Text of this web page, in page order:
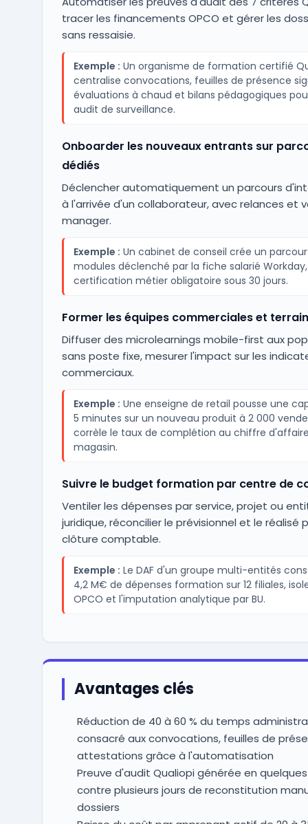
tracer les financements OPCO et gérer les
sans ressaisie.
Exemple : Un organisme de formation certifié
centralise convocations, feuilles de présence
évaluations à chaud et bilans pédagogiques
audit de surveillance.
Onboarder les nouveaux entrants sur
dédiés
Déclencher automatiquement un parcours
à l'arrivée d'un collaborateur, avec relances et
manager.
Exemple : Un cabinet de conseil crée un
modules déclenché par la fiche salarié
certification métier obligatoire sous 30 jours.
Former les équipes commerciales et terrain
Diffuser des microlearnings mobile-first aux
sans poste fixe, mesurer l'impact sur les
commerciaux.
Exemple : Une enseigne de retail pousse une
5 minutes sur un nouveau produit à 2 000
corrèle le taux de complétion au chiffre
magasin.
Suivre le budget formation par centre de
Ventiler les dépenses par service, projet ou
juridique, réconcilier le prévisionnel et le réalisé
clôture comptable.
Exemple : Le DAF d'un groupe multi-entités
4,2 M€ de dépenses formation sur 12 filiales,
OPCO et l'imputation analytique par BU.
Avantages clés
Réduction de 40 à 60 % du temps
consacré aux convocations, feuilles de
attestations grâce à l'automatisation
Preuve d'audit Qualiopi générée en
contre plusieurs jours de reconstitution
dossiers